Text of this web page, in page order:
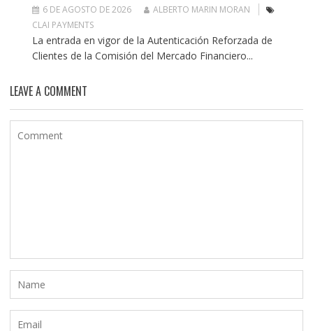
6 DE AGOSTO DE 2026
ALBERTO MARIN MORAN
CLAI PAYMENTS
La entrada en vigor de la Autenticación Reforzada de
Clientes de la Comisión del Mercado Financiero...
LEAVE A COMMENT